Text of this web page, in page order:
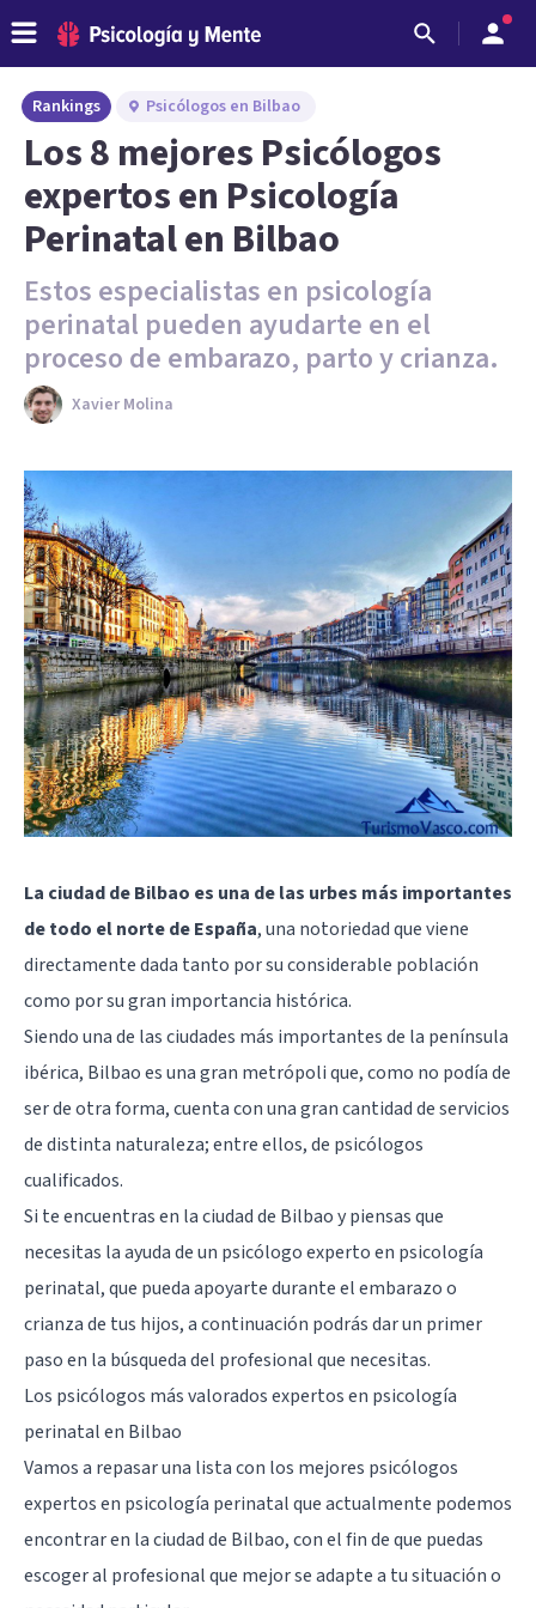
Rankings Psicólogos en Bilbao
Los 8 mejores Psicólogos
expertos en Psicología
Perinatal en Bilbao
Estos especialistas en psicología
perinatal pueden ayudarte en el
proceso de embarazo, parto y crianza.
Xavier Molina
La ciudad de Bilbao es una de las urbes más importantes
de todo el norte de España, una notoriedad que viene
directamente dada tanto por su considerable población
como por su gran importancia histórica.
Siendo una de las ciudades más importantes de la península
ibérica, Bilbao es una gran metrópoli que, como no podía de
ser de otra forma, cuenta con una gran cantidad de servicios
de distinta naturaleza; entre ellos, de psicólogos
cualificados.
Si te encuentras en la ciudad de Bilbao y piensas que
necesitas la ayuda de un psicólogo experto en psicología
perinatal, que pueda apoyarte durante el embarazo o
crianza de tus hijos, a continuación podrás dar un primer
paso en la búsqueda del profesional que necesitas.
Los psicólogos más valorados expertos en psicología
perinatal en Bilbao
Vamos a repasar una lista con los mejores psicólogos
expertos en psicología perinatal que actualmente podemos
encontrar en la ciudad de Bilbao, con el fin de que puedas
escoger al profesional que mejor se adapte a tu situación o